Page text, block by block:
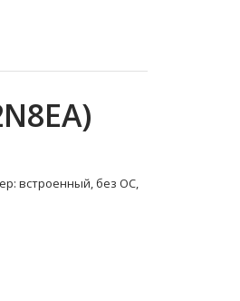
встроенный, без ОС,